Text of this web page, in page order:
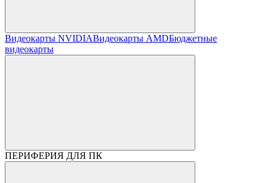
Видеокарты NVIDIAВидеокарты AMDБюджетные
видеокарты
ПЕРИФЕРИЯ ДЛЯ ПК